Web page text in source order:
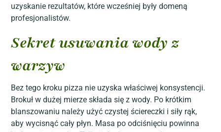
uzyskanie rezultatów, które wcześniej były domeną
profesjonalistów.
Sekret usuwania wody z
warzyw
Bez tego kroku pizza nie uzyska właściwej konsystencji.
Brokuł w dużej mierze składa się z wody. Po krótkim
blanszowaniu należy użyć czystej ściereczki i siły rąk,
aby wycisnąć cały płyn. Masa po odciśnięciu powinna